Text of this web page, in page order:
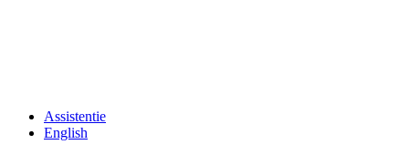
Assistentie
English